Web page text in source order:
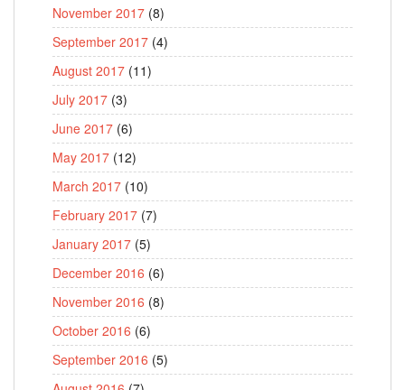
November 2017 (8)
September 2017 (4)
August 2017 (11)
July 2017 (3)
June 2017 (6)
May 2017 (12)
March 2017 (10)
February 2017 (7)
January 2017 (5)
December 2016 (6)
November 2016 (8)
October 2016 (6)
September 2016 (5)